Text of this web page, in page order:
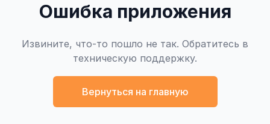
Ошибка приложения
Извините, что-то пошло не так. Обратитесь в
техническую поддержку.
Вернуться на главную